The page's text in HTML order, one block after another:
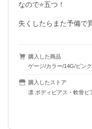
なので⭐️五つ！
失くしたらまた予備で
購入した商品
ゲージ/カラー/14G/ピン
購入したストア
凛 ボディピアス・軟骨ピ